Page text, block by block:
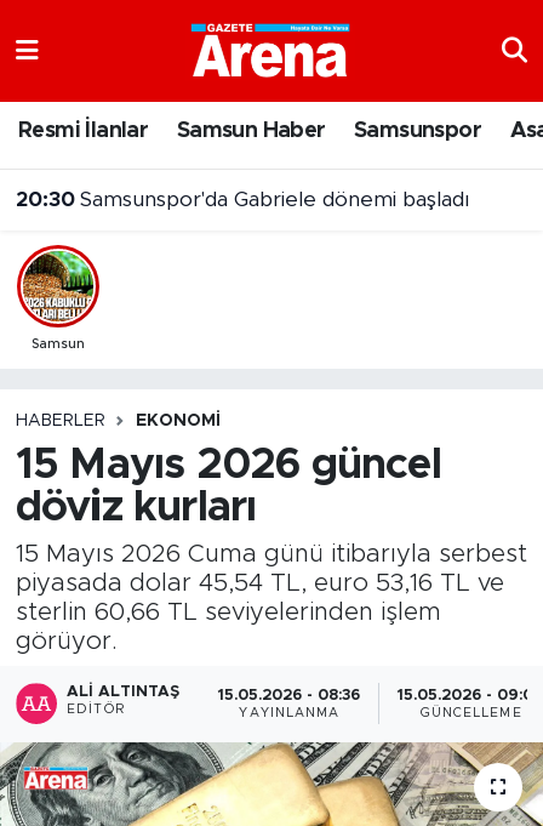
Resmi İlanlar Samsun Haber Samsunspor
20:30 Samsunspor'da Gabriele dönemi başladı
Samsun
HABERLER EKONOMI
15 Mayıs 2026 güncel
döviz kurları
15 Mayıs 2026 Cuma günü itibarıyla serbest
piyasada dolar 45,54 TL, euro 53,16 TL ve
sterlin 60,66 TL seviyelerinden işlem
görüyor.
ALI ALTINTAŞ
EDITÖR
15.05.2026 - 08:36
YAYINLANMA
15.05.2026 -
GÜNCELLEME
Samsun Namaz Vakitleri
Trafik Durumu
Süper Lig Puan Durumu ve Fikstür
Son Dakika Haberleri
Haber Arşivi